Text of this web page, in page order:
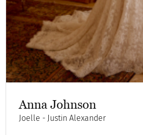
Anna Johnson
Joelle - Justin Alexander